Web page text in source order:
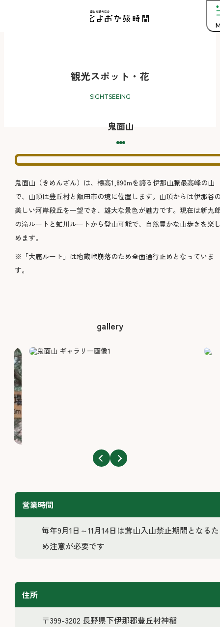
観光スポット・花
SIGHTSEEING
鬼面山
鬼面山（きめんざん）は、標高1,890mを誇る伊那山脈最高峰の山
で、山頂は豊丘村と飯田市の境に位置します。山頂からは伊那谷
美しい河岸段丘を一望でき、雄大な景色が魅力です。現在は新九
の滝ルートと虻川ルートから登山可能で、自然豊かな山歩きを楽
めます。
※「大鹿ルート」は地蔵峠崩落のため全面通行止めとなっていま
す。
gallery
営業時間
毎年9月1日～11月14日は茸山入山禁止期間となるた
め注意が必要です
住所
〒399-3202 長野県下伊那郡豊丘村神稲